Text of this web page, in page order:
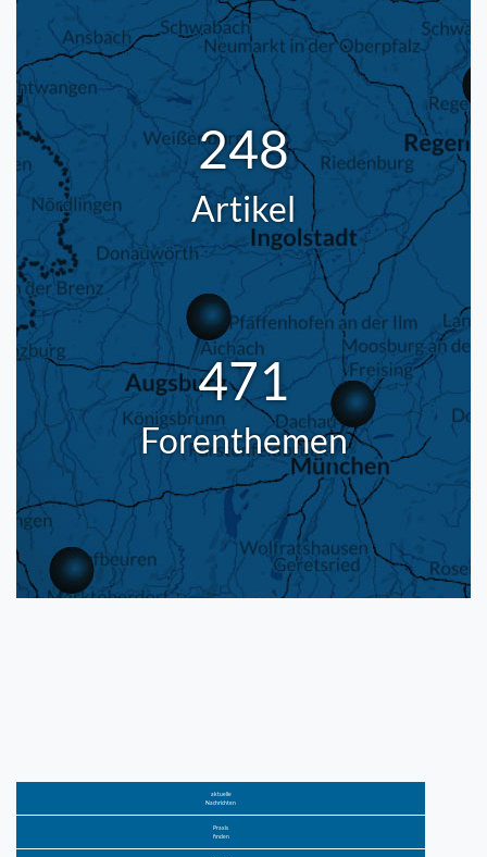
248
Artikel
471
Forenthemen
aktuelle
Nachrichten
Praxis
finden